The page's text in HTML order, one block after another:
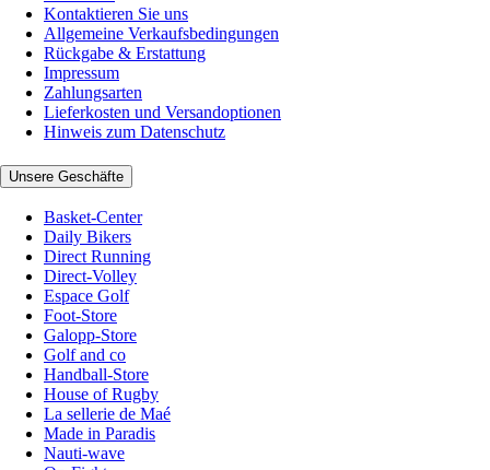
Kontaktieren Sie uns
Allgemeine Verkaufsbedingungen
Rückgabe & Erstattung
Impressum
Zahlungsarten
Lieferkosten und Versandoptionen
Hinweis zum Datenschutz
Unsere Geschäfte
Basket-Center
Daily Bikers
Direct Running
Direct-Volley
Espace Golf
Foot-Store
Galopp-Store
Golf and co
Handball-Store
House of Rugby
La sellerie de Maé
Made in Paradis
Nauti-wave